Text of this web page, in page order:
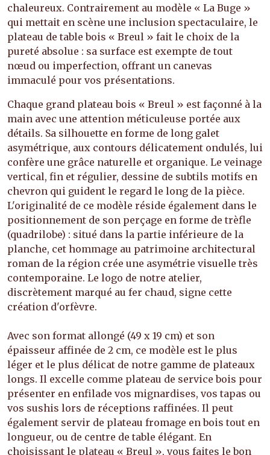
chaleureux. Contrairement au modèle « La Buge »
qui mettait en scène une inclusion spectaculaire, le
plateau de table bois « Breul » fait le choix de la
pureté absolue : sa surface est exempte de tout
nœud ou imperfection, offrant un canevas
immaculé pour vos présentations.
Chaque grand plateau bois « Breul » est façonné à la
main avec une attention méticuleuse portée aux
détails. Sa silhouette en forme de long galet
asymétrique, aux contours délicatement ondulés, lui
confère une grâce naturelle et organique. Le veinage
vertical, fin et régulier, dessine de subtils motifs en
chevron qui guident le regard le long de la pièce.
L'originalité de ce modèle réside également dans le
positionnement de son perçage en forme de trèfle
(quadrilobe) : situé dans la partie inférieure de la
planche, cet hommage au patrimoine architectural
roman de la région crée une asymétrie visuelle très
contemporaine. Le logo de notre atelier,
discrètement marqué au fer chaud, signe cette
création d'orfèvre.
Avec son format allongé (49 x 19 cm) et son
épaisseur affinée de 2 cm, ce modèle est le plus
léger et le plus délicat de notre gamme de plateaux
longs. Il excelle comme plateau de service bois pour
présenter en enfilade vos mignardises, vos tapas ou
vos sushis lors de réceptions raffinées. Il peut
également servir de plateau fromage en bois tout en
longueur, ou de centre de table élégant. En
choisissant le plateau « Breul », vous faites le bon